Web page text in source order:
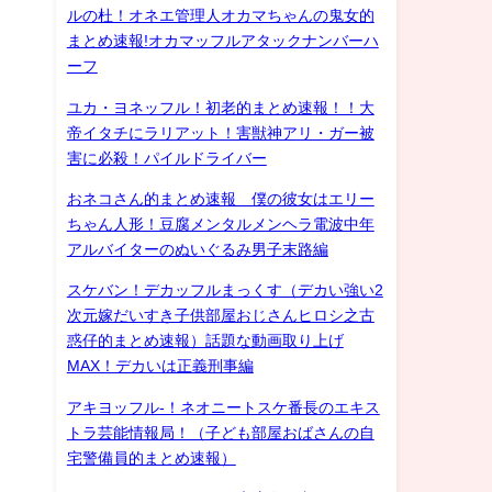
ルの杜！オネエ管理人オカマちゃんの鬼女的
まとめ速報!オカマッフルアタックナンバーハ
ーフ
ユカ・ヨネッフル！初老的まとめ速報！！大
帝イタチにラリアット！害獣神アリ・ガー被
害に必殺！パイルドライバー
おネコさん的まとめ速報 僕の彼女はエリー
ちゃん人形！豆腐メンタルメンヘラ電波中年
アルバイターのぬいぐるみ男子末路編
スケバン！デカッフルまっくす（デカい強い2
次元嫁だいすき子供部屋おじさんヒロシ之古
惑仔的まとめ速報）話題な動画取り上げ
MAX！デカいは正義刑事編
アキヨッフル-！ネオニートスケ番長のエキス
トラ芸能情報局！（子ども部屋おばさんの自
宅警備員的まとめ速報）